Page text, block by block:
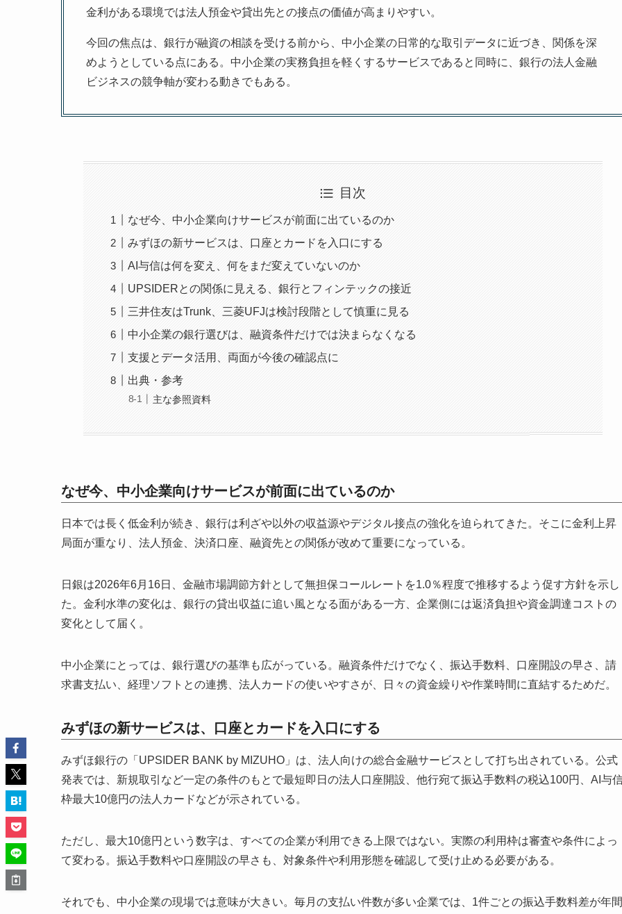
金利がある環境では法人預金や貸出先との接点の価値が高まりやすい。
今回の焦点は、銀行が融資の相談を受ける前から、中小企業の日常的な取引データに近づき、関係を深
めようとしている点にある。中小企業の実務負担を軽くするサービスであると同時に、銀行の法人金融
ビジネスの競争軸が変わる動きでもある。
目次
なぜ今、中小企業向けサービスが前面に出ているのか
みずほの新サービスは、口座とカードを入口にする
AI与信は何を変え、何をまだ変えていないのか
UPSIDERとの関係に見える、銀行とフィンテックの接近
三井住友はTrunk、三菱UFJは検討段階として慎重に見る
中小企業の銀行選びは、融資条件だけでは決まらなくなる
支援とデータ活用、両面が今後の確認点に
出典・参考
主な参照資料
なぜ今、中小企業向けサービスが前面に出ているのか
日本では長く低金利が続き、銀行は利ざや以外の収益源やデジタル接点の強化を迫られてきた。そこに金利上昇
局面が重なり、法人預金、決済口座、融資先との関係が改めて重要になっている。
日銀は2026年6月16日、金融市場調節方針として無担保コールレートを1.0％程度で推移するよう促す方針を示し
た。金利水準の変化は、銀行の貸出収益に追い風となる面がある一方、企業側には返済負担や資金調達コストの
変化として届く。
中小企業にとっては、銀行選びの基準も広がっている。融資条件だけでなく、振込手数料、口座開設の早さ、請
求書支払い、経理ソフトとの連携、法人カードの使いやすさが、日々の資金繰りや作業時間に直結するためだ。
みずほの新サービスは、口座とカードを入口にする
みずほ銀行の「UPSIDER BANK by MIZUHO」は、法人向けの総合金融サービスとして打ち出されている。公式
発表では、新規取引など一定の条件のもとで最短即日の法人口座開設、他行宛て振込手数料の税込100円、AI与
枠最大10億円の法人カードなどが示されている。
ただし、最大10億円という数字は、すべての企業が利用できる上限ではない。実際の利用枠は審査や条件によっ
て変わる。振込手数料や口座開設の早さも、対象条件や利用形態を確認して受け止める必要がある。
それでも、中小企業の現場では意味が大きい。毎月の支払い件数が多い企業では、1件ごとの振込手数料差が年間